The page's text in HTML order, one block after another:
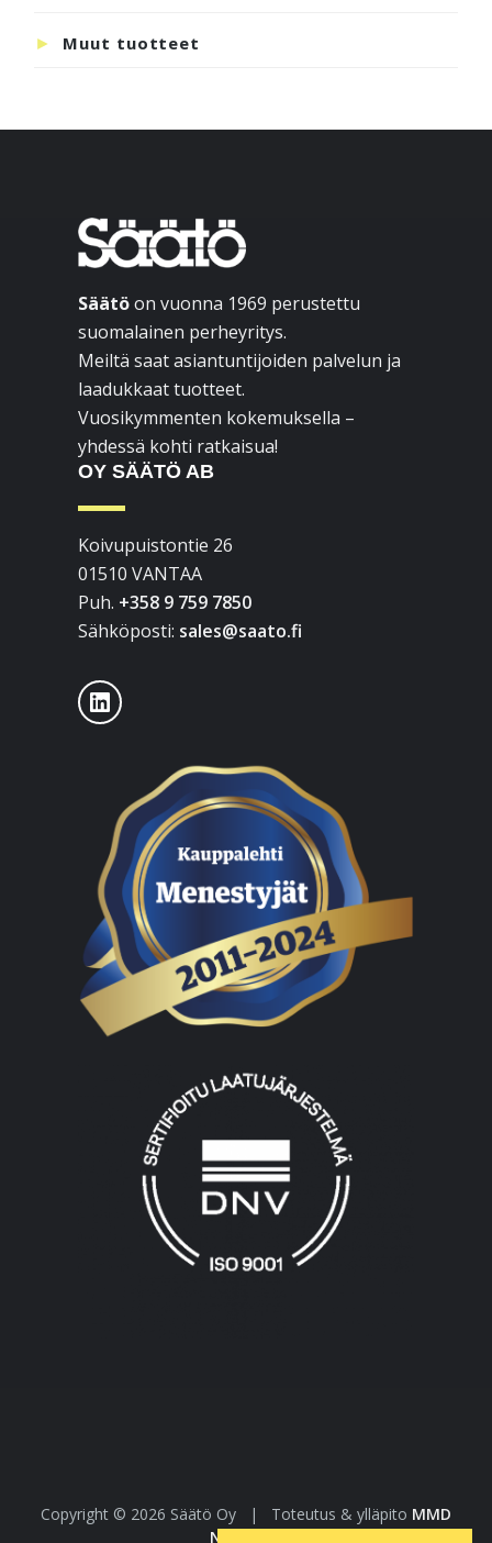
Muut tuotteet
Footer
Säätöon vuonna 1969 perustettu
suomalainen perheyritys.
Meiltä saat asiantuntijoiden palvelun ja
laadukkaat tuotteet.
Vuosikymmenten kokemuksella –
yhdessä kohti ratkaisua!
OY SÄÄTÖ AB
Koivupuistontie 26
01510 VANTAA
Puh. +358 9 759 7850
Sähköposti: sales@saato.fi
LinkedIn
Copyright © 2026 Säätö Oy | Toteutus & ylläpito MMD
Networks